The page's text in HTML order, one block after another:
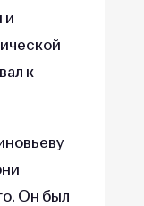
и
к
Он был